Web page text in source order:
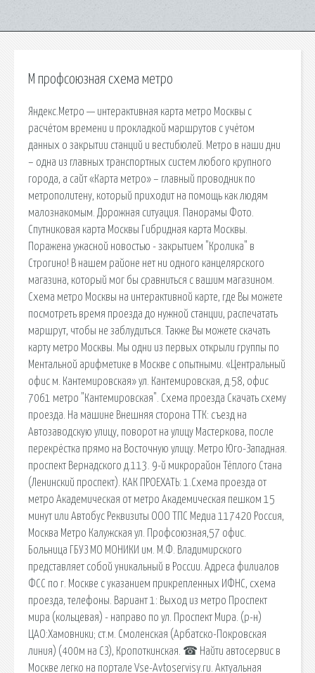
М профсоюзная схема метро
Яндекс.Метро — интерактивная карта метро Москвы с
расчётом времени и прокладкой маршрутов с учётом
данных о закрытии станций и вестибюлей. Метро в наши дни
– одна из главных транспортных систем любого крупного
города, а сайт «Карта метро» – главный проводник по
метрополитену, который приходит на помощь как людям
малознакомым. Дорожная ситуация. Панорамы Фото.
Спутниковая карта Москвы Гибридная карта Москвы.
Поражена ужасной новостью - закрытием "Кролика" в
Строгино! В нашем районе нет ни одного канцелярского
магазина, который мог бы сравниться с вашим магазином.
Схема метро Москвы на интерактивной карте, где Вы можете
посмотреть время проезда до нужной станции, распечатать
маршрут, чтобы не заблудиться. Также Вы можете скачать
карту метро Москвы. Мы одни из первых открыли группы по
Ментальной арифметике в Москве с опытными. «Центральный
офис м. Кантемировская» ул. Кантемировская, д.58, офис
7061 метро "Кантемировская". Схема проезда Скачать схему
проезда. На машине Внешняя сторона ТТК: съезд на
Автозаводскую улицу, поворот на улицу Мастеркова, после
перекрёстка прямо на Восточную улицу. Метро Юго-Западная.
проспект Вернадского д.113. 9-й микрорайон Тёплого Стана
(Ленинский проспект). КАК ПРОЕХАТЬ: 1.Схема проезда от
метро Академическая от метро Академическая пешком 15
минут или Автобус Реквизиты ООО ТПС Медиа 117420 Россия,
Москва Метро Калужская ул. Профсоюзная,57 офис.
Больница ГБУЗ МО МОНИКИ им. М.Ф. Владимирского
представляет собой уникальный в России. Адреса филиалов
ФСС по г. Москве с указанием прикрепленных ИФНС, схема
проезда, телефоны. Вариант 1: Выход из метро Проспект
мира (кольцевая) - направо по ул. Проспект Мира. (р-н)
ЦАО:Хамовники; ст.м. Смоленская (Арбатско-Покровская
линия) (400м на СЗ), Кропоткинская. ☎ Найти автосервис в
Москве легко на портале Vse-Аvtoservisy.ru. Актуальная